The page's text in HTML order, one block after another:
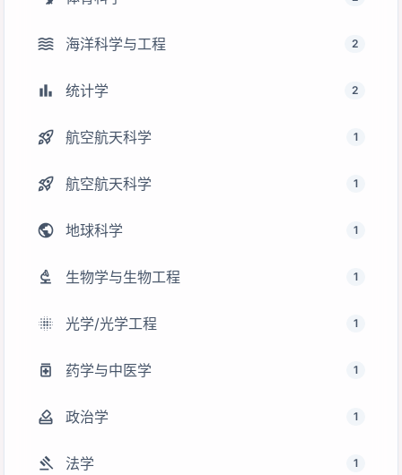
waves 海洋科学与工程 2
bar_chart 统计学 2
rocket_launch 航空航天科学 1
rocket_launch 航空航天科学 1
public 地球科学 1
biotech 生物学与生物工程 1
lens_blur 光学/光学工程 1
medication 药学与中医学 1
how_to_vote 政治学 1
gavel 法学 1